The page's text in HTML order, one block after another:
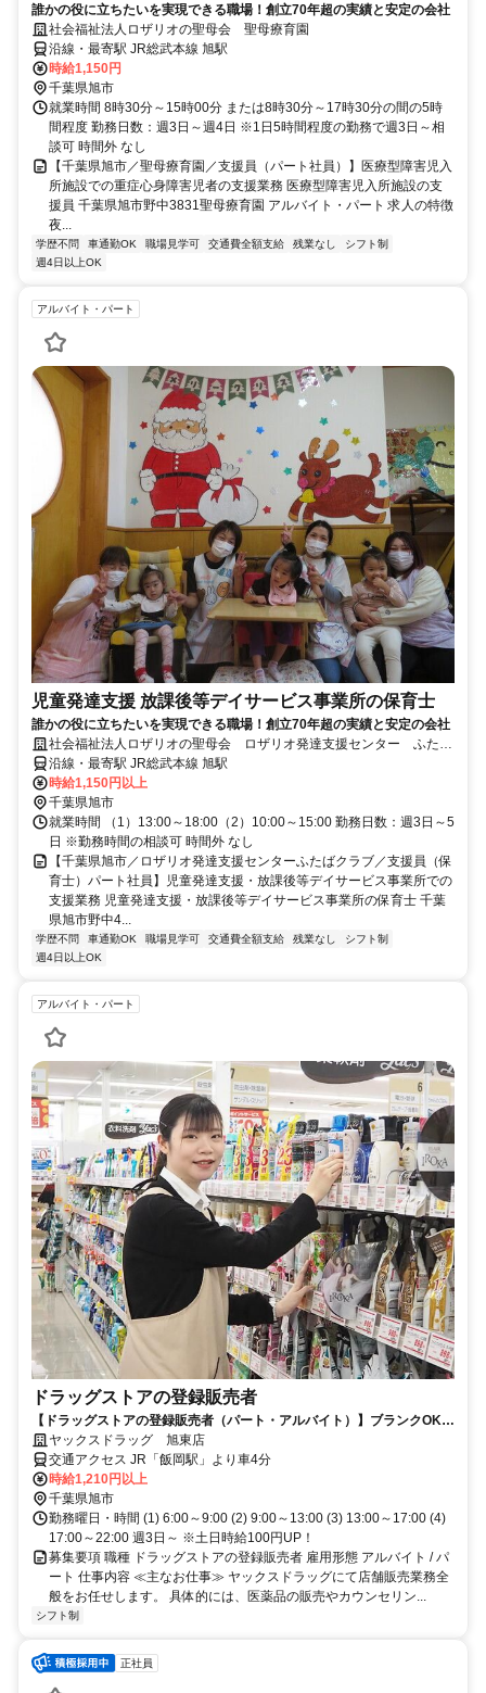
誰かの役に立ちたいを実現できる職場！創立70年超の実績と安定の会社
社会福祉法人ロザリオの聖母会 聖母療育園
沿線・最寄駅 JR総武本線 旭駅
時給1,150円
千葉県旭市
就業時間 8時30分～15時00分 または8時30分～17時30分の間の5時
間程度 勤務日数：週3日～週4日 ※1日5時間程度の勤務で週3日～相
談可 時間外 なし
【千葉県旭市／聖母療育園／支援員（パート社員）】医療型障害児入
所施設での重症心身障害児者の支援業務 医療型障害児入所施設の支
援員 千葉県旭市野中3831聖母療育園 アルバイト・パート 求人の特徴
夜...
学歴不問 車通勤OK 職場見学可 交通費全額支給 残業なし
シフト制
週4日以上OK
アルバイト・パート
児童発達支援 放課後等デイサービス事業所の保育士
誰かの役に立ちたいを実現できる職場！創立70年超の実績と安定の会社
社会福祉法人ロザリオの聖母会 ロザリオ発達支援センター ふたば
クラブ
沿線・最寄駅 JR総武本線 旭駅
時給1,150円以上
千葉県旭市
就業時間 （1）13:00～18:00（2）10:00～15:00 勤務日数：週3日～5
日 ※勤務時間の相談可 時間外 なし
【千葉県旭市／ロザリオ発達支援センターふたばクラブ／支援員（保
育士）パート社員】児童発達支援・放課後等デイサービス事業所での
支援業務 児童発達支援・放課後等デイサービス事業所の保育士 千葉
県旭市野中4...
学歴不問 車通勤OK 職場見学可 交通費全額支給 残業なし
シフト制
週4日以上OK
アルバイト・パート
ドラッグストアの登録販売者
【ドラッグストアの登録販売者（パート・アルバイト）】ブランクOK！
ヤックスドラッグ旭東店！
ヤックスドラッグ 旭東店
交通アクセス JR「飯岡駅」より車4分
時給1,210円以上
千葉県旭市
勤務曜日・時間 (1) 6:00～9:00 (2) 9:00～13:00 (3) 13:00～17:00 (4)
17:00～22:00 週3日～ ※土日時給100円UP！
募集要項 職種 ドラッグストアの登録販売者 雇用形態 アルバイト / パ
ート 仕事内容 ≪主なお仕事≫ ヤックスドラッグにて店舗販売業務全
般をお任せします。 具体的には、医薬品の販売やカウンセリン...
シフト制
正社員